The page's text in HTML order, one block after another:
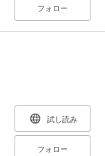
フォロー
試し読み
フォロー